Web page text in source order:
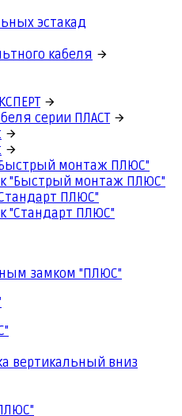
эстакад
кабеля
серии ПЛАСТ
монтаж ПЛЮС"
"Быстрый монтаж ПЛЮС"
ПЛЮС"
"Стандарт ПЛЮС"
замком "ПЛЮС"
вертикальный вниз